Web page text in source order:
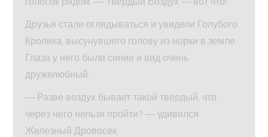
Друзья стали оглядываться и увидели Голубого
Кролика, высунувшего голову из норки в земле.
Глаза у него были синие и вид очень
дружелюбный.
— Разве воздух бывает такой твердый, что
через него нельзя пройти? — удивился
Железный Дровосек.